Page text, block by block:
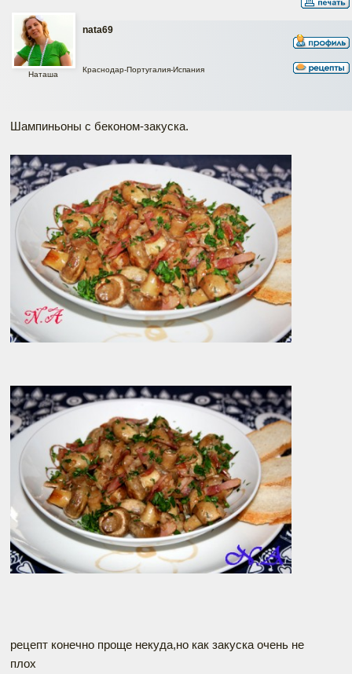
nata69
Наташа
Краснодар-Португалия-Испания
Шампиньоны с беконом-закуска.
рецепт конечно проще некуда,но как закуска очень не
плох